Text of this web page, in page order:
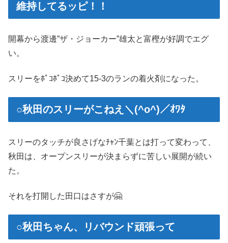
維持してるッピ！！
開幕から渡邊”ザ・ジョーカー”雄太と富樫が好調でエグ
い。
スリーをﾎﾟｺﾎﾟｺ決めて15-3のランの着火剤になった。
○秋田のスリーがこねえ＼(^o^)／ｵﾜﾀ
スリーのタッチが良さげなﾁｬﾝ千葉とは打って変わって、
秋田は、オープンスリーが決まらずに苦しい展開が続い
た。
それを打開した田口はさすが🤗
○秋田ちゃん、リバウンド頑張って